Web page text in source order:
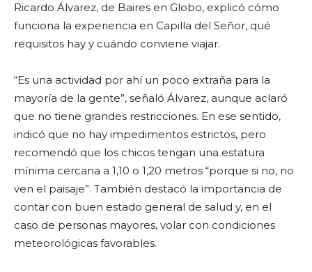
Ricardo Álvarez, de Baires en Globo, explicó cómo
funciona la experiencia en Capilla del Señor, qué
requisitos hay y cuándo conviene viajar.
“Es una actividad por ahí un poco extraña para la
mayoría de la gente”, señaló Álvarez, aunque aclaró
que no tiene grandes restricciones. En ese sentido,
indicó que no hay impedimentos estrictos, pero
recomendó que los chicos tengan una estatura
mínima cercana a 1,10 o 1,20 metros “porque si no, no
ven el paisaje”. También destacó la importancia de
contar con buen estado general de salud y, en el
caso de personas mayores, volar con condiciones
meteorológicas favorables.